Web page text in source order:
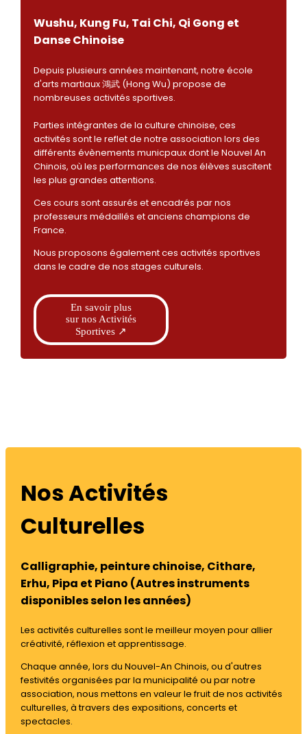
Wushu, Kung Fu, Tai Chi, Qi Gong et
Danse Chinoise
Depuis plusieurs années maintenant, notre école
d'arts martiaux 鴻武 (Hong Wu) propose de
nombreuses activités sportives.
Parties intégrantes de la culture chinoise, ces
activités sont le reflet de notre association lors des
différents évènements municpaux dont le Nouvel An
Chinois, où les performances de nos élèves suscitent
les plus grandes attentions.
Ces cours sont assurés et encadrés par nos
professeurs médaillés et anciens champions de
France.
Nous proposons également ces activités sportives
dans le cadre de nos stages culturels.
En savoir plus
sur nos Activités
Sportives ↗
Nos Activités
Culturelles
Calligraphie, peinture chinoise, Cithare,
Erhu, Pipa et Piano (Autres instruments
disponibles selon les années)
Les activités culturelles sont le meilleur moyen pour allier
créativité, réflexion et apprentissage.
Chaque année, lors du Nouvel-An Chinois, ou d'autres
festivités organisées par la municipalité ou par notre
association, nous mettons en valeur le fruit de nos activités
culturelles, à travers des expositions, concerts et
spectacles.